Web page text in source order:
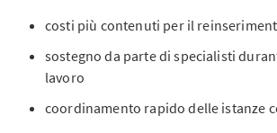
costi più contenuti per il
sostegno da parte di specialisti
lavoro
coordinamento rapido delle istanze